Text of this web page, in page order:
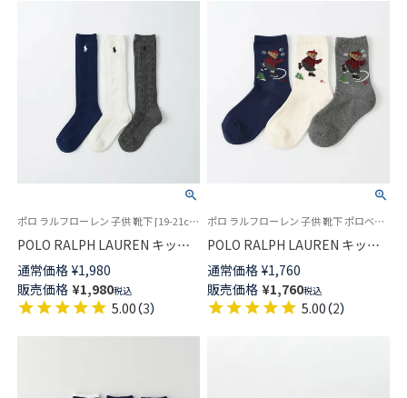
ポロ ラルフローレン 子供 靴下 [19-21cm][22-24cm] 2025FW
POLO RALPH LAUREN キッズ
CABLE ケーブル ポロポニー刺
しゅう ハイソックス 日本製
04813711
通常価格 ¥1,980
販売価格 ¥1,980税込
5.00（3）
ポロ ラルフローレン 子供 靴下 ポロベア [19-21cm][22-24cm] 2025FW
POLO RALPH LAUREN キッズ
オーガニックコットン混 スケー
トベア ポロベア クルー丈 ソッ
クス 04803753
通常価格 ¥1,760
販売価格 ¥1,760税込
5.00（2）